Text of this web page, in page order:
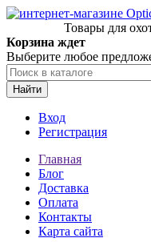
Товары для
Корзина ждет
Выберите любое
Найти
Вход
Регистрация
Главная
Блог
Доставка
Оплата
Контакты
Карта сайта